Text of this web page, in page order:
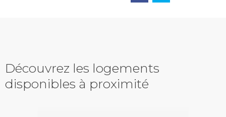
Découvrez les logements
disponibles à proximité